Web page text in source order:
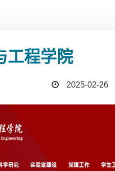
工程学院
2025-02-26